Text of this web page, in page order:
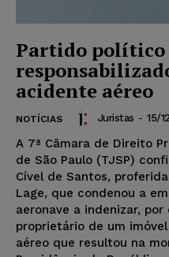
Partido político
acidente aéreo
NOTÍCIAS Juristas - 15/
A 7ª Câmara de Direito
de São Paulo (TJSP)
Cível de Santos,
Lage, que condenou a
aeronave a indenizar,
proprietário de um
aéreo que resultou na